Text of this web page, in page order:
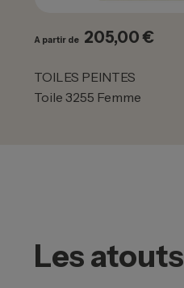
A partir de Prix
205,00 €
TOILES PEINTES
Toile 3255 Femme
Les atouts